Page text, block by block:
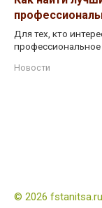
Для тех, кто
Новости
© 2026 fstanitsa.ru